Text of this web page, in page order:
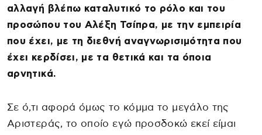
αλλαγή βλέπω καταλυτικό το ρόλο και του
προσώπου του Αλέξη Τσίπρα, με την εμπειρία
που έχει, με τη διεθνή αναγνωρισιμότητα που
έχει κερδίσει, με τα θετικά και τα όποια
αρνητικά.
Σε ό,τι αφορά όμως το κόμμα το μεγάλο της
Αριστεράς, το οποίο εγώ προσδοκώ εκεί είμαι